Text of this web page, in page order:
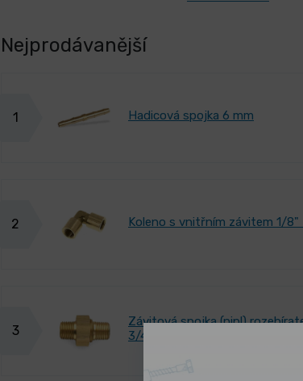
Nejprodávanější
1 Hadicová spojka 6 mm
2 Koleno s vnitřním závitem 1/8"
3
Závitová spojka (nipl)
3/4"x 3/4"